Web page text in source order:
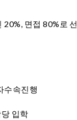
면접 80%로 선
수속진행
입학